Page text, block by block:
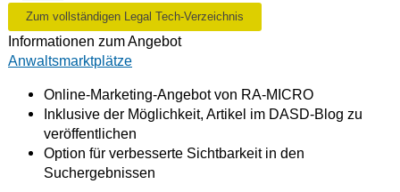
Zum vollständigen Legal Tech-Verzeichnis
Informationen zum Angebot
Anwaltsmarktplätze
Online-Marketing-Angebot von RA-MICRO
Inklusive der Möglichkeit, Artikel im DASD-Blog zu
veröffentlichen
Option für verbesserte Sichtbarkeit in den
Suchergebnissen